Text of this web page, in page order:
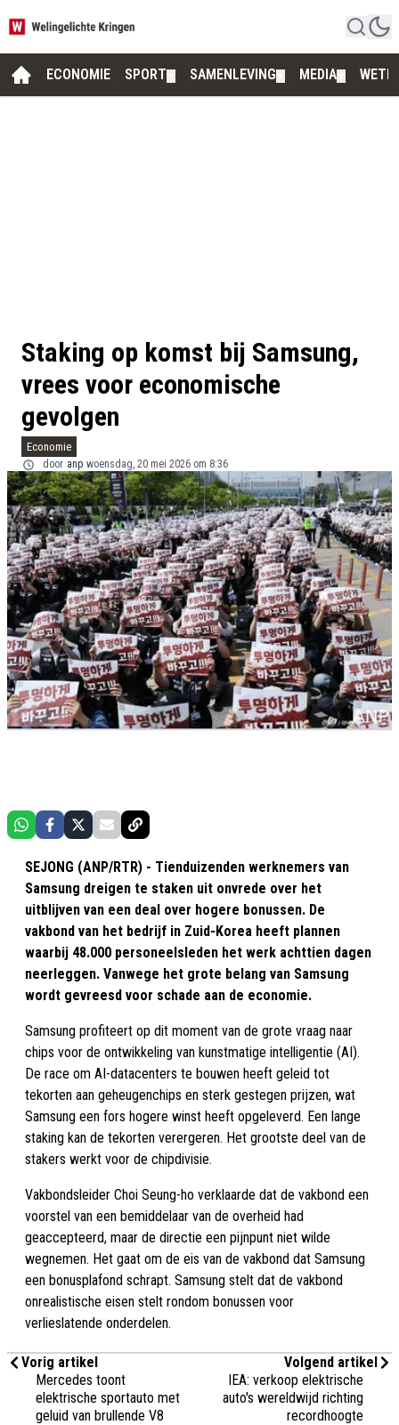
ECONOMIE SPORT SAMENLEVING MEDIA
Staking op komst bij Samsung,
vrees voor economische
gevolgen
Economie
door anp woensdag, 20 mei 2026 om 8:36
SEJONG (ANP/RTR) - Tienduizenden werknemers van
Samsung dreigen te staken uit onvrede over het
uitblijven van een deal over hogere bonussen. De
vakbond van het bedrijf in Zuid-Korea heeft plannen
waarbij 48.000 personeelsleden het werk achttien dagen
neerleggen. Vanwege het grote belang van Samsung
wordt gevreesd voor schade aan de economie.
Samsung profiteert op dit moment van de grote vraag naar
chips voor de ontwikkeling van kunstmatige intelligentie (AI).
De race om AI-datacenters te bouwen heeft geleid tot
tekorten aan geheugenchips en sterk gestegen prijzen, wat
Samsung een fors hogere winst heeft opgeleverd. Een lange
staking kan de tekorten verergeren. Het grootste deel van de
stakers werkt voor de chipdivisie.
Vakbondsleider Choi Seung-ho verklaarde dat de vakbond een
voorstel van een bemiddelaar van de overheid had
geaccepteerd, maar de directie een pijnpunt niet wilde
wegnemen. Het gaat om de eis van de vakbond dat Samsung
een bonusplafond schrapt. Samsung stelt dat de vakbond
onrealistische eisen stelt rondom bonussen voor
verlieslatende onderdelen.
Vorig artikel
Mercedes toont
elektrische sportauto met
geluid van brullende V8
Volgend artikel
IEA: verkoop elektrische
auto's wereldwijd richting
recordhoogte